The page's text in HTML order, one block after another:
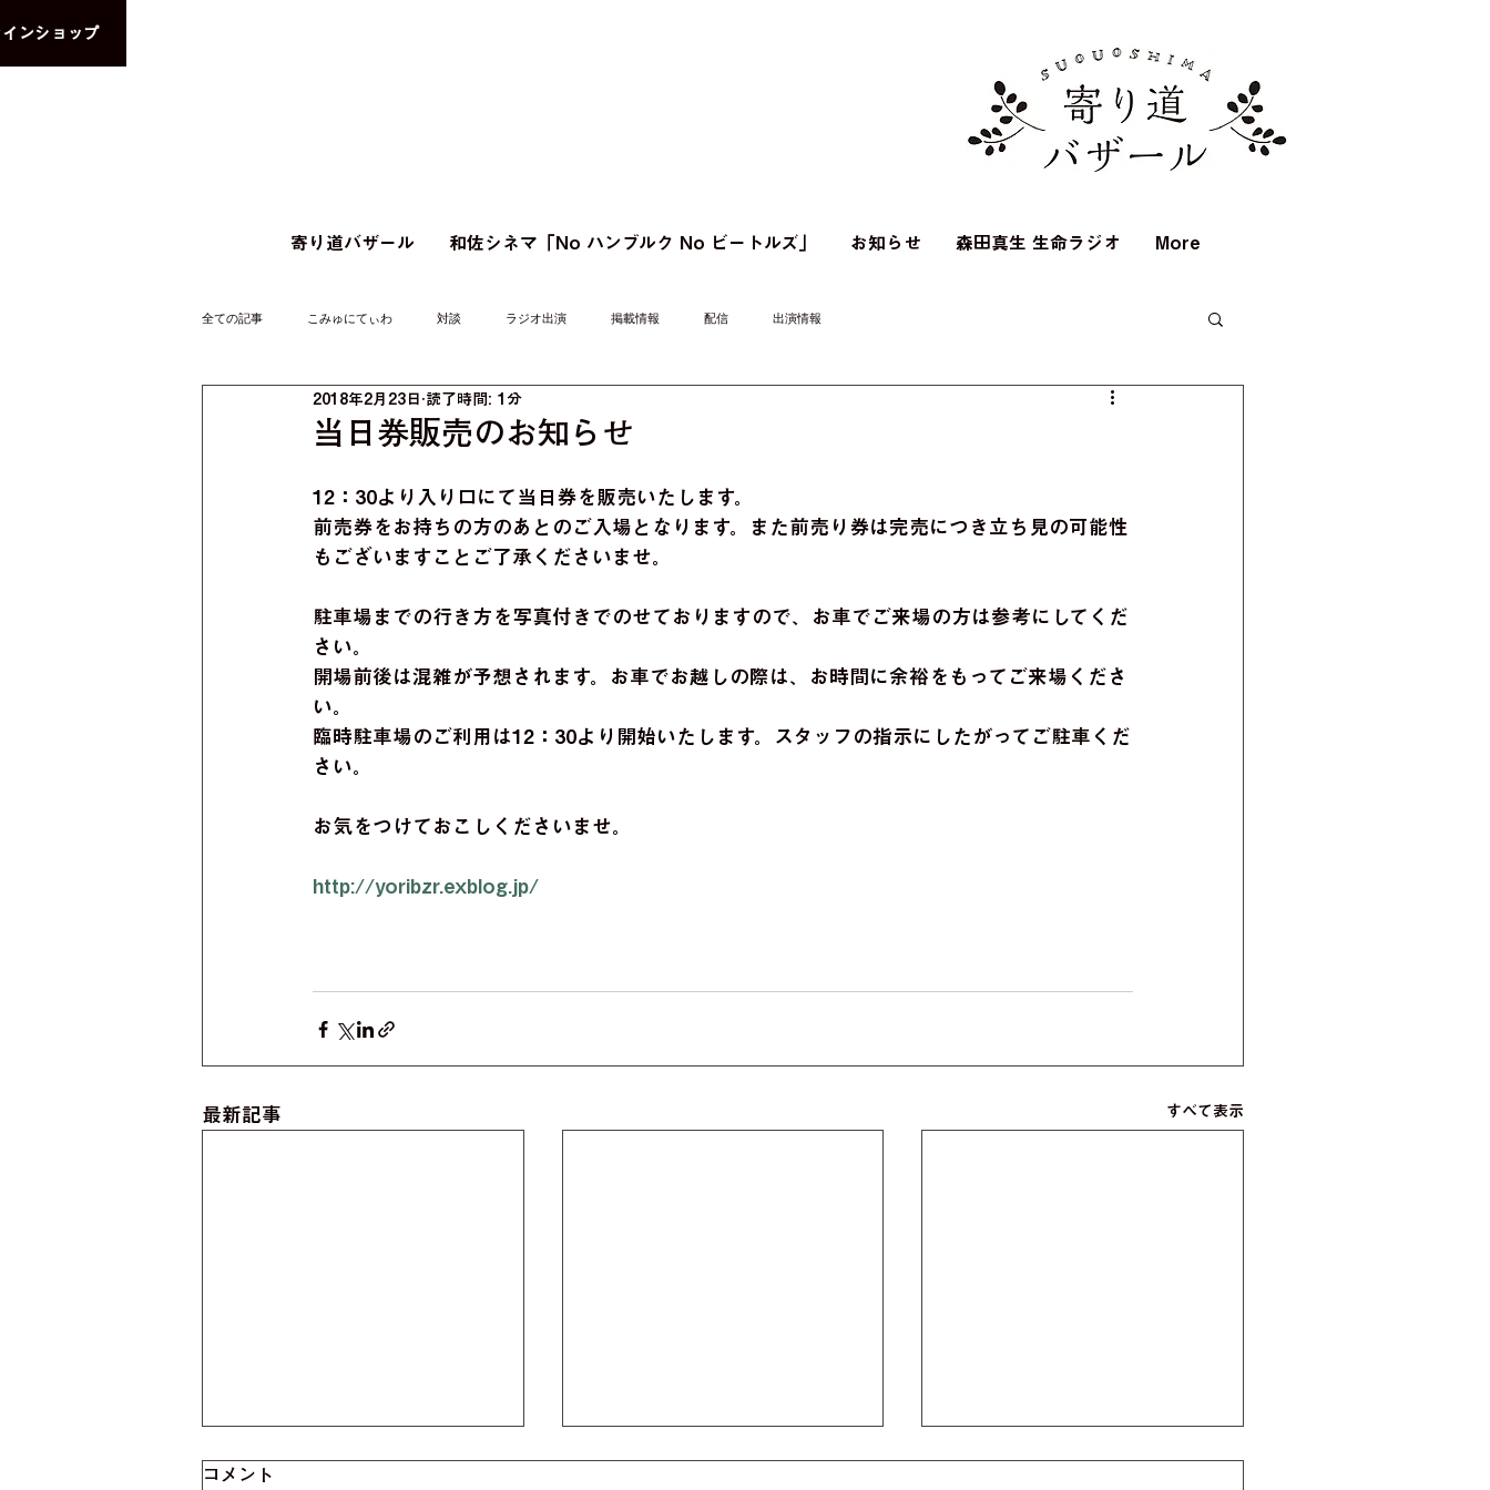
ンショップ
寄り道バザール 和佐シネマ「No ハンブルク No ビートルズ」 お知らせ 森田真生 生命ラジオ More
全ての記事 こみゅにてぃわ 対談 ラジオ出演 掲載情報 配信 出演情報
当日券販売のお知らせ
2018年2月23日 読了時間: 1分
12：30より入り口にて当日券を販売いたします。
前売券をお持ちの方のあとのご入場となります。また前売り券は完売につき立ち見の可能性
もございますことご了承くださいませ。
駐車場までの行き方を写真付きでのせておりますので、お車でご来場の方は参考にしてくだ
さい。
開場前後は混雑が予想されます。お車でお越しの際は、お時間に余裕をもってご来場くださ
い。
臨時駐車場のご利用は12：30より開始いたします。スタッフの指示にしたがってご駐車くだ
さい。
お気をつけておこしくださいませ。
http://yoribzr.exblog.jp/
最新記事 すべて表示
コメント